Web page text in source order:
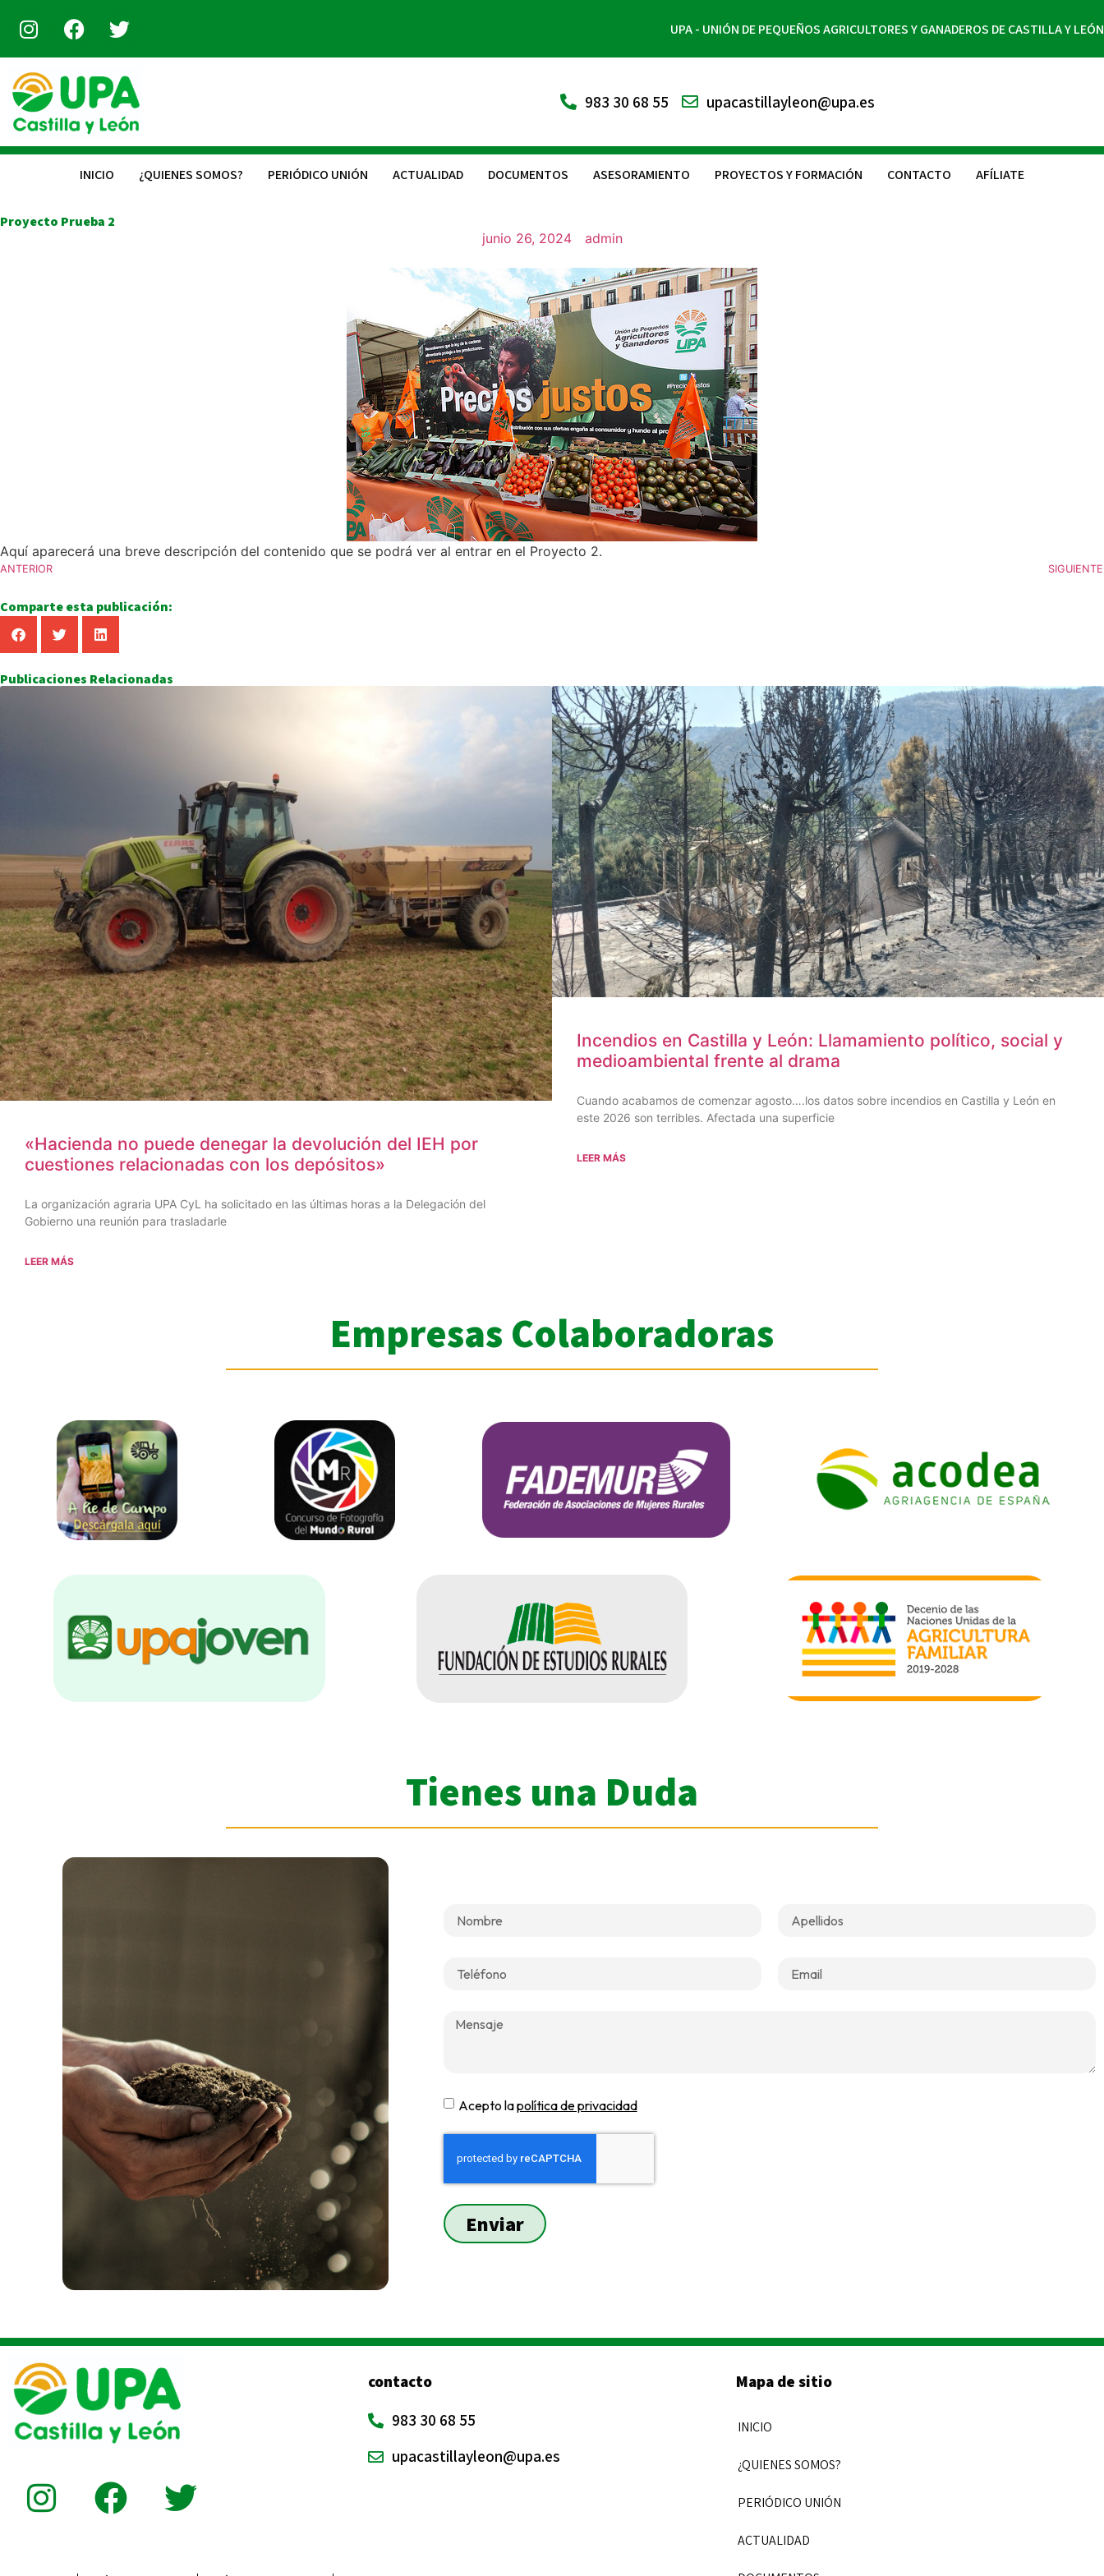
UPA - UNIÓN DE PEQUEÑOS AGRICULTORES Y GANADEROS DE CASTILLA Y LEÓN
983 30 68 55 upacastillayleon@upa.es
INICIO ¿QUIENES SOMOS? PERIÓDICO UNIÓN ACTUALIDAD DOCUMENTOS ASESORAMIENTO PROYECTOS Y FORMACIÓN CONTACTO AFÍLIATE
Proyecto Prueba 2
junio 26, 2024 admin
Aquí aparecerá una breve descripción del contenido que se podrá ver al entrar en el Proyecto 2.
ANTERIOR SIGUIENTE
Comparte esta publicación:
Publicaciones Relacionadas
«Hacienda no puede denegar la devolución del IEH por
cuestiones relacionadas con los depósitos»
La organización agraria UPA CyL ha solicitado en las últimas horas a la Delegación del
Gobierno una reunión para trasladarle
LEER MÁS
Incendios en Castilla y León: Llamamiento político, social y
medioambiental frente al drama
Cuando acabamos de comenzar agosto….los datos sobre incendios en Castilla y León en
este 2026 son terribles. Afectada una superficie
LEER MÁS
Empresas Colaboradoras
Tienes una Duda
Acepto lapolítica de privacidad
Enviar
contacto
983 30 68 55
upacastillayleon@upa.es
Mapa de sitio
INICIO
¿QUIENES SOMOS?
PERIÓDICO UNIÓN
ACTUALIDAD